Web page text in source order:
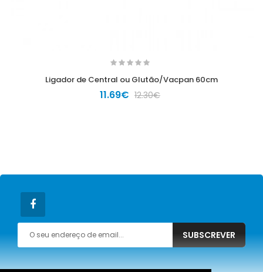
Ligador de Central ou Glutão/Vacpan 60cm
11.69€ 12.30€
SUBSCREVER